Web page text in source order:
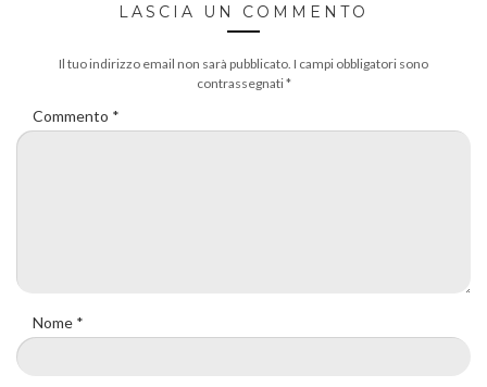
LASCIA UN COMMENTO
Il tuo indirizzo email non sarà pubblicato. I campi obbligatori sono
contrassegnati*
Commento *
Nome *